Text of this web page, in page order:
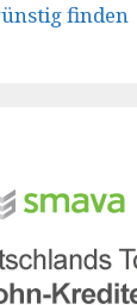
finden